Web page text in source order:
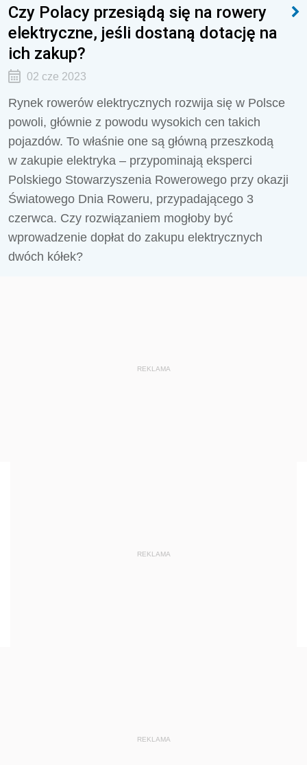
Czy Polacy przesiądą się na rowery
elektryczne, jeśli dostaną dotację na
ich zakup?
02 cze 2023
Rynek rowerów elektrycznych rozwija się w Polsce
powoli, głównie z powodu wysokich cen takich
pojazdów. To właśnie one są główną przeszkodą
w zakupie elektryka – przypominają eksperci
Polskiego Stowarzyszenia Rowerowego przy okazji
Światowego Dnia Roweru, przypadającego 3
czerwca. Czy rozwiązaniem mogłoby być
wprowadzenie dopłat do zakupu elektrycznych
dwóch kółek?
REKLAMA
REKLAMA
REKLAMA